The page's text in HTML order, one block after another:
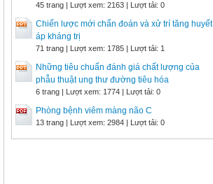
45 trang | Lượt xem: 2163 | Lượt tải: 0
Chiến lược mới chẩn đoán và xử trí tăng huyết
áp kháng trị
71 trang | Lượt xem: 1785 | Lượt tải: 1
Những tiêu chuẩn đánh giá chất lượng của
phẫu thuật ung thư đường tiêu hóa
6 trang | Lượt xem: 1774 | Lượt tải: 0
Phòng bệnh viêm màng não C
13 trang | Lượt xem: 2984 | Lượt tải: 0